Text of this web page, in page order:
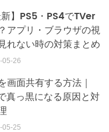
新】PS5・PS4でTVer
アプリ・ブラウザの視
れない時の対策まとめ
05-26
画面共有する方法｜
っ黒になる原因と対
05-25